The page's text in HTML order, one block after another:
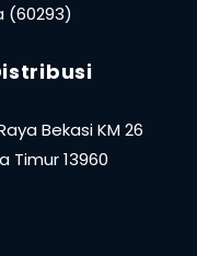
(60293)
Bekasi KM 26
Timur 13960